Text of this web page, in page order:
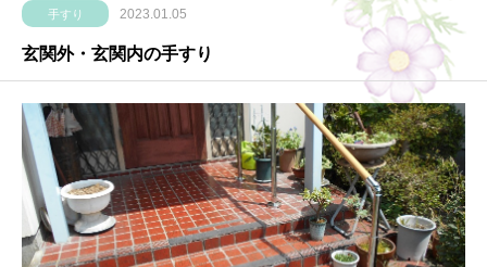
手すり 2023.01.05
玄関外・玄関内の手すり